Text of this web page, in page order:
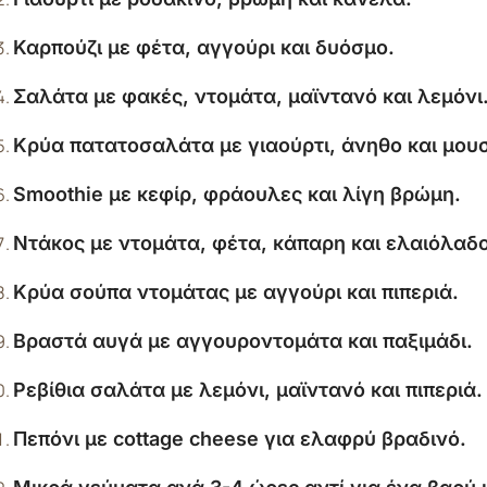
Καρπούζι με φέτα, αγγούρι και δυόσμο.
Σαλάτα με φακές, ντομάτα, μαϊντανό και λεμόνι.
Κρύα πατατοσαλάτα με γιαούρτι, άνηθο και
Smoothie με κεφίρ, φράουλες και λίγη βρώμη.
Ντάκος με ντομάτα, φέτα, κάπαρη και
Κρύα σούπα ντομάτας με αγγούρι και πιπεριά.
Βραστά αυγά με αγγουροντομάτα και παξιμάδι.
Ρεβίθια σαλάτα με λεμόνι, μαϊντανό και πιπεριά.
Πεπόνι με cottage cheese για ελαφρύ βραδινό.